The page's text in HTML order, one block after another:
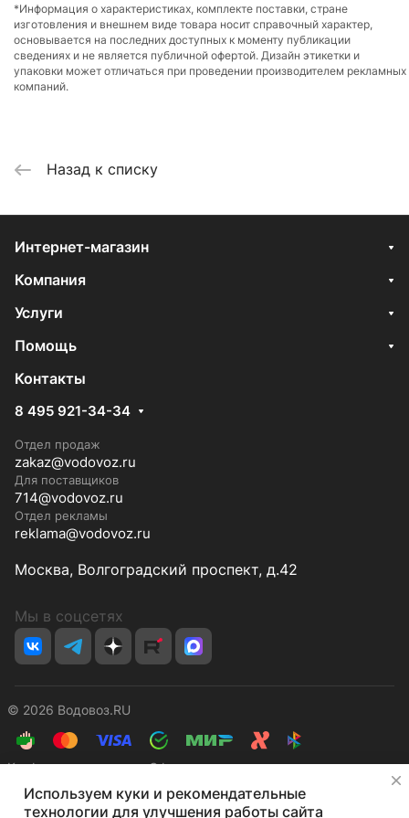
*Информация о характеристиках, комплекте поставки, стране
изготовления и внешнем виде товара носит справочный характер,
основывается на последних доступных к моменту публикации
сведениях и не является публичной офертой. Дизайн этикетки и
упаковки может отличаться при проведении производителем рекламных
компаний.
Назад к списку
Интернет-магазин
Компания
Услуги
Помощь
Контакты
8 495 921-34-34
Отдел продаж
zakaz@vodovoz.ru
Для поставщиков
714@vodovoz.ru
Отдел рекламы
reklama@vodovoz.ru
Москва, Волгоградский проспект, д.42
Мы в соцсетях
© 2026 Водовоз.RU
КонфиденциальностьОферта
Используем куки и рекомендательные
технологии для улучшения работы сайта